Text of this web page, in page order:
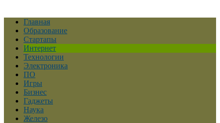
Главная
Образование
Стартапы
Интернет
Технологии
Электроника
ПО
Игры
Бизнес
Гаджеты
Наука
Железо